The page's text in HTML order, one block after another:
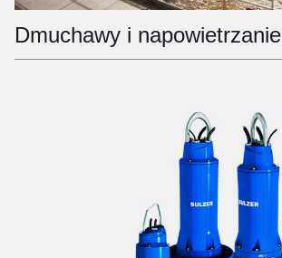
Dmuchawy i napowietrzanie